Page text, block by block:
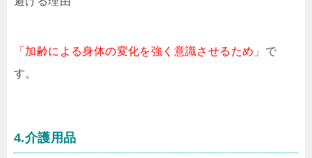
「加齢による身体の変化を強く意識させるため」 で
す。
4.介護用品